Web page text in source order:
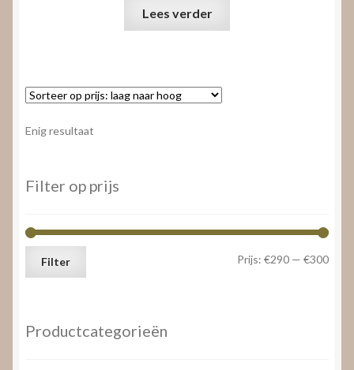
Lees verder
Enig resultaat
Filter op prijs
Min.
Max.
Filter Prijs: €290 — €300
Productcategorieën